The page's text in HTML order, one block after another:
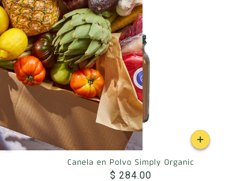
Canela en Polvo Simply Organic
$ 284.00